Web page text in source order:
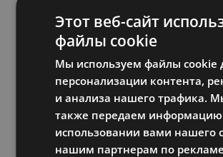
— Какие курсы поста или
рекомендуете людям?
— Самая радикальная
обычный пост, длящийся 1-7
отдых пищеварительному
энергию, лечит многие
Этот веб-сайт
файлы cookie
Мы используем файлы cookie
персонализации контента,
и анализа нашего трафика.
также передаем
использовании вами нашего
нашим партнерам по